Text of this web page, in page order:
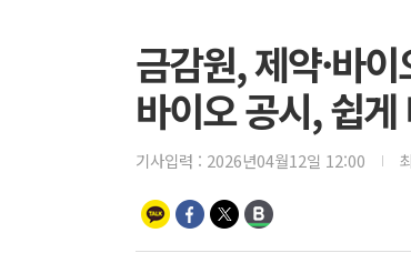
금감원, 제약·바
바이오 공시, 쉽
기사입력 : 2026년04월12일 12:00